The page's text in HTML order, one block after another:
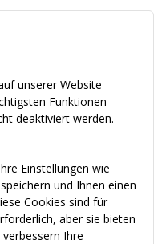
unserer Website
Funktionen
deaktiviert werden.
Einstellungen wie
und Ihnen einen
Cookies sind für
aber sie bieten
Ihre